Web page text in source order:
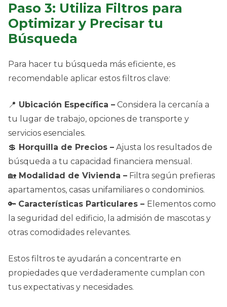
Paso 3: Utiliza Filtros para
Optimizar y Precisar tu
Búsqueda
Para hacer tu búsqueda más eficiente, es
recomendable aplicar estos filtros clave:
📍 Ubicación Específica – Considera la cercanía a
tu lugar de trabajo, opciones de transporte y
servicios esenciales.
💲 Horquilla de Precios – Ajusta los resultados de
búsqueda a tu capacidad financiera mensual.
🏡 Modalidad de Vivienda – Filtra según prefieras
apartamentos, casas unifamiliares o condominios.
🔑 Características Particulares – Elementos como
la seguridad del edificio, la admisión de mascotas y
otras comodidades relevantes.
Estos filtros te ayudarán a concentrarte en
propiedades que verdaderamente cumplan con
tus expectativas y necesidades.